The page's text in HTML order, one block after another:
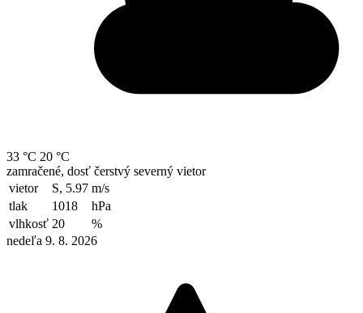
33 °C 20 °C
zamračené, dosť čerstvý severný vietor
vietor
S, 5.97 m/s
tlak
1018
hPa
vlhkosť 20
%
nedeľa 9. 8. 2026